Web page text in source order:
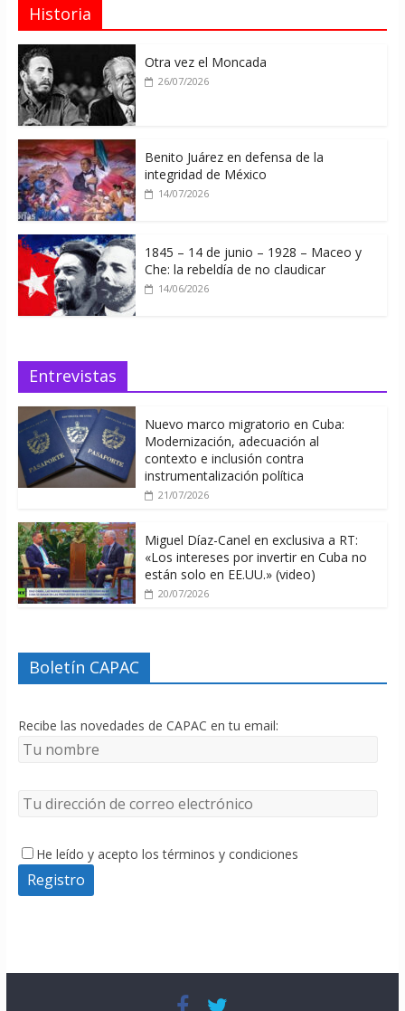
Historia
Otra vez el Moncada
26/07/2026
Benito Juárez en defensa de la
integridad de México
14/07/2026
1845 – 14 de junio – 1928 – Maceo y
Che: la rebeldía de no claudicar
14/06/2026
Entrevistas
Nuevo marco migratorio en Cuba:
Modernización, adecuación al
contexto e inclusión contra
instrumentalización política
21/07/2026
Miguel Díaz-Canel en exclusiva a RT:
«Los intereses por invertir en Cuba no
están solo en EE.UU.» (video)
20/07/2026
Boletín CAPAC
Recibe las novedades de CAPAC en tu email:
He leído y acepto los términos y condiciones